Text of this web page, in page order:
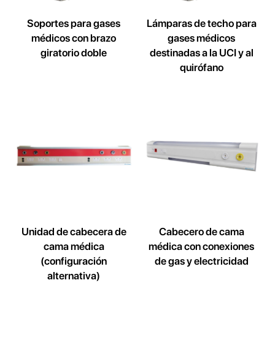
Soportes para gases
médicos con brazo
giratorio doble
Lámparas de techo para
gases médicos
destinadas a la UCI y al
quirófano
Unidad de cabecera de
cama médica
(configuración
alternativa)
Cabecero de cama
médica con conexiones
de gas y electricidad